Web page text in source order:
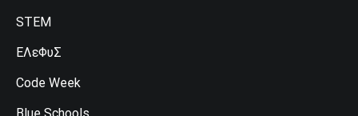
STEM
ΕΛεΦυΣ
Code Week